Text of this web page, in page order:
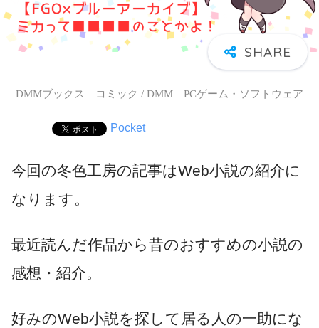
DMMブックス コミック / DMM PCゲーム・ソフトウェア
Pocket
今回の冬色工房の記事はWeb小説の紹介に
なります。
最近読んだ作品から昔のおすすめの小説の
感想・紹介。
好みのWeb小説を探して居る人の一助にな